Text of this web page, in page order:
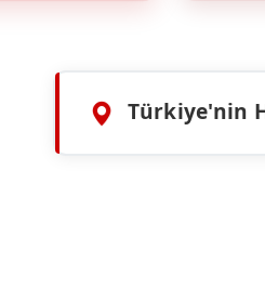
Türkiye'nin